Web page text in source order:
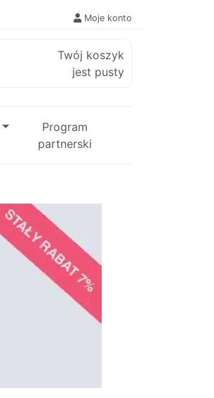
Moje konto
Twój koszyk
jest pusty
Program
partnerski